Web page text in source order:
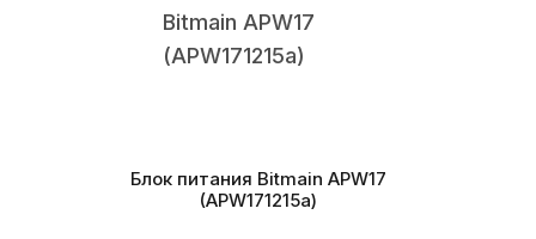
Блок питания Bitmain APW17
(APW171215a)